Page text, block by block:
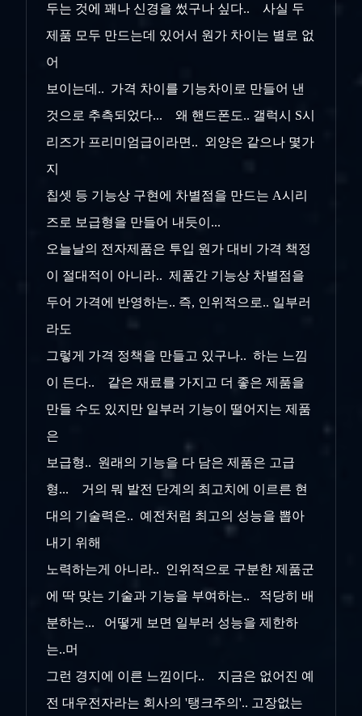
두는 것에 꽤나 신경을 썼구나 싶다.. 사실 두
제품 모두 만드는데 있어서 원가 차이는 별로 없
어
보이는데.. 가격 차이를 기능차이로 만들어 낸
것으로 추측되었다... 왜 핸드폰도.. 갤럭시 S시
리즈가 프리미엄급이라면.. 외양은 같으나 몇가
지
칩셋 등 기능상 구현에 차별점을 만드는 A시리
즈로 보급형을 만들어 내듯이...
오늘날의 전자제품은 투입 원가 대비 가격 책정
이 절대적이 아니라.. 제품간 기능상 차별점을
두어 가격에 반영하는.. 즉, 인위적으로.. 일부러
라도
그렇게 가격 정책을 만들고 있구나.. 하는 느낌
이 든다.. 같은 재료를 가지고 더 좋은 제품을
만들 수도 있지만 일부러 기능이 떨어지는 제품
은
보급형.. 원래의 기능을 다 담은 제품은 고급
형... 거의 뭐 발전 단계의 최고치에 이르른 현
대의 기술력은.. 예전처럼 최고의 성능을 뽑아
내기 위해
노력하는게 아니라.. 인위적으로 구분한 제품군
에 딱 맞는 기술과 기능을 부여하는.. 적당히 배
분하는... 어떻게 보면 일부러 성능을 제한하
는..머
그런 경지에 이른 느낌이다.. 지금은 없어진 예
전 대우전자라는 회사의 '탱크주의'.. 고장없는